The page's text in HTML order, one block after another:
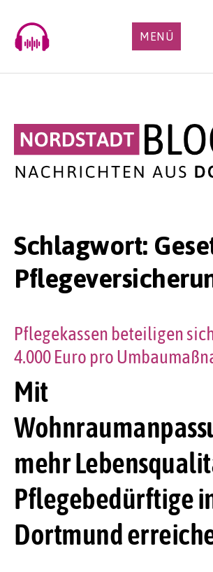
content
MENÜ
Schlagwort:
Mit
mehr
Pflegebedürftige
Dortmund
Pflegekassen beteiligen
4.000 Euro pro